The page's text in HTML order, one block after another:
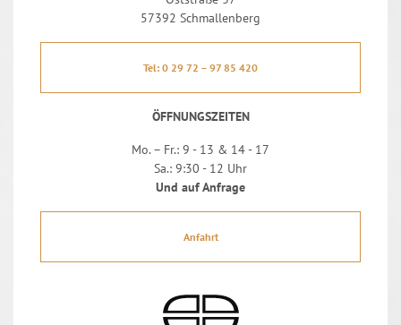
57392 Schmallenberg
Tel: 0 29 72 – 97 85 420
ÖFFNUNGSZEITEN
Mo. – Fr.: 9 - 13 & 14 - 17
Sa.: 9:30 - 12 Uhr
Und auf Anfrage
Anfahrt